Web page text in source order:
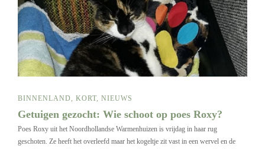
BINNENLAND, KORT, NIEUWS
Getuigen gezocht: Wie schoot op poes Roxy?
Poes Roxy uit het Noordhollandse Warmenhuizen is vrijdag in haar rug
geschoten. Ze heeft het overleefd maar het kogeltje zit vast in een wervel en de